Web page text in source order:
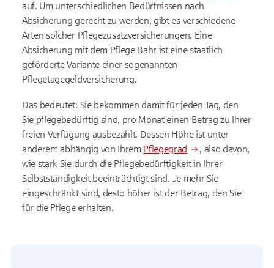
auf. Um unterschiedlichen Bedürfnissen nach
Absicherung gerecht zu werden, gibt es verschiedene
Arten solcher Pflegezusatzversicherungen. Eine
Absicherung mit dem Pflege Bahr ist eine staatlich
geförderte Variante einer sogenannten
Pflegetagegeldversicherung.
Das bedeutet: Sie bekommen damit für jeden Tag, den
Sie pflegebedürftig sind, pro Monat einen Betrag zu Ihrer
freien Verfügung ausbezahlt. Dessen Höhe ist unter
anderem abhängig von Ihrem Pflegegrad
, also davon,
wie stark Sie durch die Pflegebedürftigkeit in Ihrer
Selbstständigkeit beeinträchtigt sind. Je mehr Sie
eingeschränkt sind, desto höher ist der Betrag, den Sie
für die Pflege erhalten.